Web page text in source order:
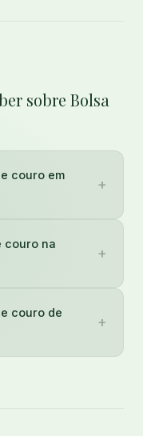
sobre Bolsa
couro em
+
couro na
+
couro de
+